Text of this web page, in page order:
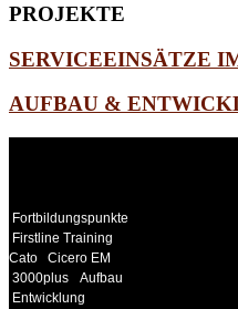
PROJEKTE
SERVICEEINSÄTZE
AUFBAU &
Fortbildungspunkte
Firstline Training
Cato
Cicero EM
3000plus
Aufbau
Entwicklung